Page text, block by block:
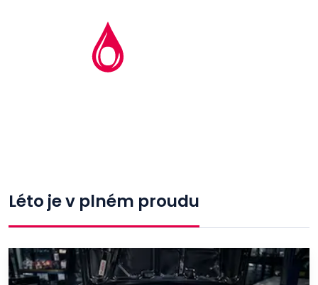
Léto je v plném proudu